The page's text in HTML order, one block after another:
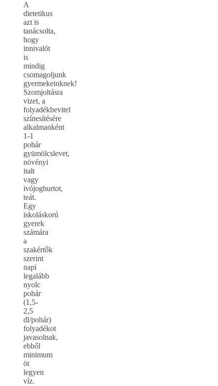
A
dietetikus
azt is
tanácsolta,
hogy
innivalót
is
mindig
csomagoljunk
gyermekeinknek!
Szomjoltásra
vizet, a
folyadékbevitel
színesítésére
alkalmanként
1-1
pohár
gyümölcslevet,
növényi
italt
vagy
ivójoghurtot,
teát.
Egy
iskoláskorú
gyerek
számára
a
szakértők
szerint
napi
legalább
nyolc
pohár
(1,5-
2,5
dl/pohár)
folyadékot
javasolnak,
ebből
minimum
öt
legyen
víz.